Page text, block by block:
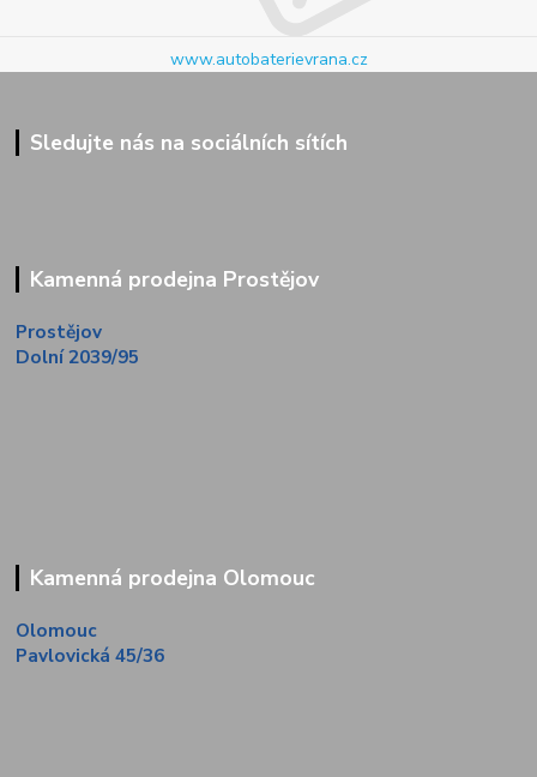
www.autobaterievrana.cz
Sledujte nás na sociálních sítích
Kamenná prodejna Prostějov
Prostějov
Dolní 2039/95
Kamenná prodejna Olomouc
Olomouc
Pavlovická 45/36